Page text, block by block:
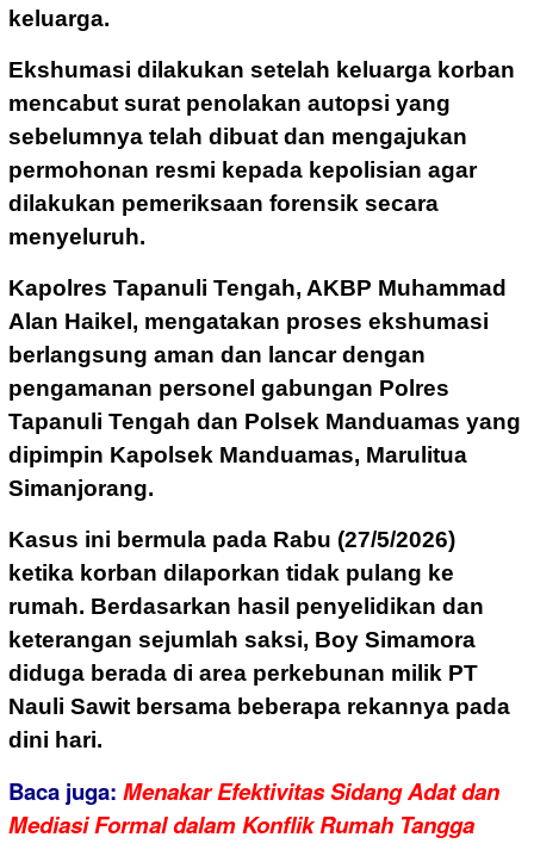
keluarga.
Ekshumasi dilakukan setelah keluarga korban
mencabut surat penolakan autopsi yang
sebelumnya telah dibuat dan mengajukan
permohonan resmi kepada kepolisian agar
dilakukan pemeriksaan forensik secara
menyeluruh.
Kapolres Tapanuli Tengah, AKBP Muhammad
Alan Haikel, mengatakan proses ekshumasi
berlangsung aman dan lancar dengan
pengamanan personel gabungan Polres
Tapanuli Tengah dan Polsek Manduamas yang
dipimpin Kapolsek Manduamas, Marulitua
Simanjorang.
Kasus ini bermula pada Rabu (27/5/2026)
ketika korban dilaporkan tidak pulang ke
rumah. Berdasarkan hasil penyelidikan dan
keterangan sejumlah saksi, Boy Simamora
diduga berada di area perkebunan milik PT
Nauli Sawit bersama beberapa rekannya pada
dini hari.
Baca juga: Menakar Efektivitas Sidang Adat dan
Mediasi Formal dalam Konflik Rumah Tangga